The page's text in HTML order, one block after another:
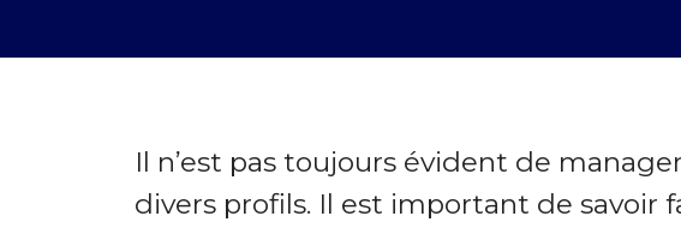
Il n’est pas toujours évident de
divers profils. Il est important de savoir